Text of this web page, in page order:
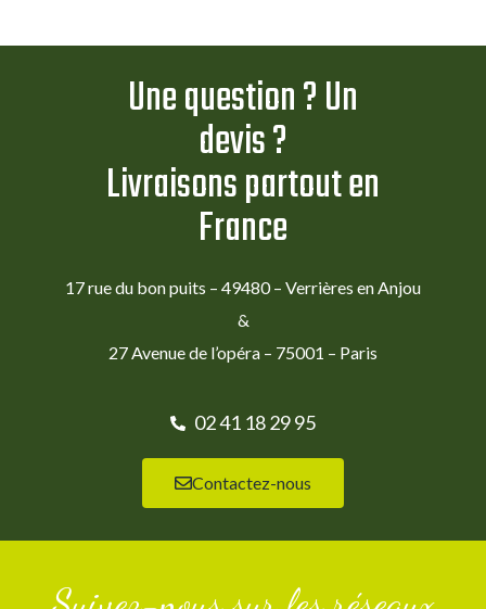
Une question ? Un
devis ?
Livraisons partout en
France
17 rue du bon puits – 49480 – Verrières en Anjou
&
27 Avenue de l’opéra – 75001 – Paris
02 41 18 29 95
Contactez-nous